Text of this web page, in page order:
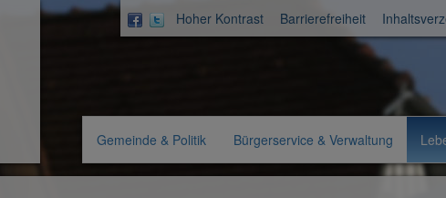
Hoher Kontrast Barrierefreiheit
Gemeinde & Politik Bürgerservice & Verwaltung